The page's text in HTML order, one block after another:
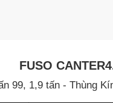
FUSO
99, 1,9 tấn - Thùng